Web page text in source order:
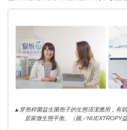
▲芽孢桿菌益生菌孢子的生態清潔應用，有助
居家微生態平衡。（圖／NUEXTROPY益